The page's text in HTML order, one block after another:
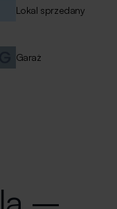
Lokal sprzedany
Garaż